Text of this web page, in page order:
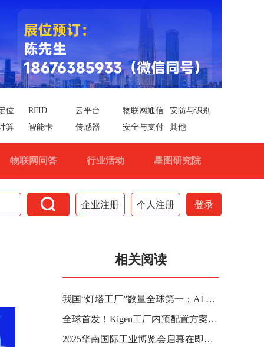
位 RFID 云平台 物联网通信
安防与识别
算
智能卡 传感器 安全与支付 其他
物联网问答 行业活动 星图研究院
 企业注册 个人注册 登录
相关阅读
我国“灯塔工厂”数量全球第一：AI 独角兽企业 71 家占全球近 1/3
全球首发！Kigen工厂内预配置方案（IFPP）体验套件亮相MWC与IOTE上海双联展
2025华南国际工业博览会启幕在即，中国工业第一城释放强劲“圳能量”